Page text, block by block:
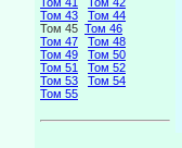
Том 43
Том 44
Том 45 Том 46
Том 47
Том 48
Том 49
Том 50
Том 51
Том 52
Том 53
Том 54
Том 55